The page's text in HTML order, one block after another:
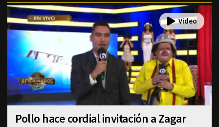
Pollo hace cordial invitación a Zagar